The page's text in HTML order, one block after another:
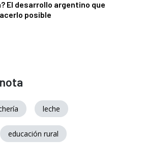
El desarrollo argentino que
posible
leche
educación rural